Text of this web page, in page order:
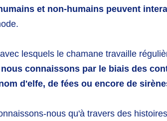
et non-humains peuvent
lesquels le chamane travaille
connaissons par le biais des
d'elfe, de fées ou encore de
nous qu'à travers des